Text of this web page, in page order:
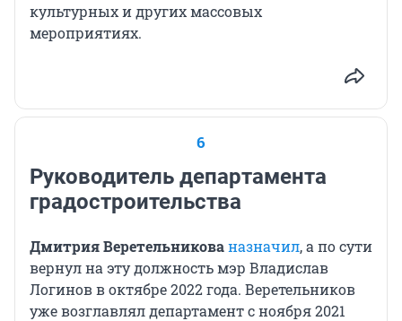
культурных и других массовых
мероприятиях.
6
Руководитель департамента
градостроительства
Дмитрия Веретельникованазначил, а по сути
вернул на эту должность мэр Владислав
Логинов в октябре 2022 года. Веретельников
уже возглавлял департамент с ноября 2021